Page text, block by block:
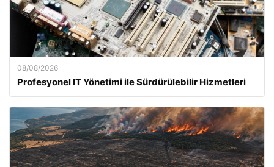
08/08/2026
Profesyonel IT Yönetimi ile Sürdürülebilir Hizmetleri